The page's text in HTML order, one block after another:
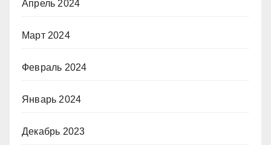
Апрель 2024
Март 2024
Февраль 2024
Январь 2024
Декабрь 2023